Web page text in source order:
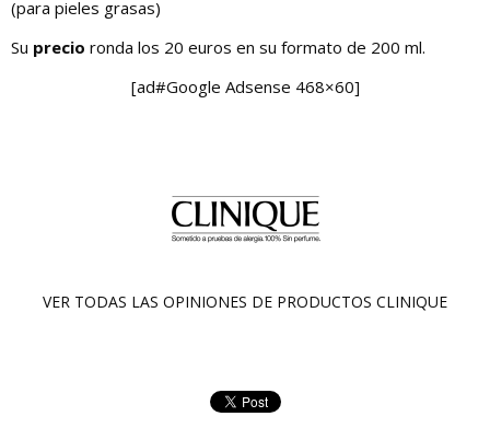
(para pieles grasas)
Su precio ronda los 20 euros en su formato de 200 ml.
[ad#Google Adsense 468×60]
VER TODAS LAS OPINIONES DE PRODUCTOS CLINIQUE